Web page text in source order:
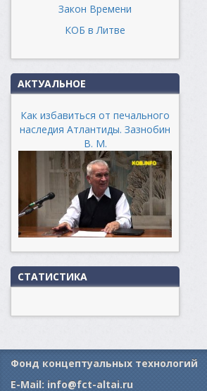
Закон Времени
КОБ в Литве
АКТУАЛЬНОЕ
Как избавиться от печального
наследия Атлантиды. Зазнобин
В. М.
СТАТИСТИКА
Фонд концептуальных технологий
E-Mail: info@fct-altai.ru